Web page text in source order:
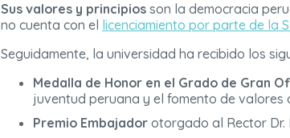
Sus valores y principios son la democracia
no cuenta con el licenciamiento por parte de la
Seguidamente, la universidad ha recibido los
Medalla de Honor en el Grado de Gran
juventud peruana y el fomento de valores
Premio Embajador otorgado al Rector Dr.